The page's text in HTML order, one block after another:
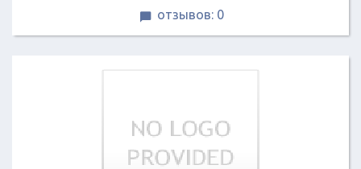
 отзывов: 0